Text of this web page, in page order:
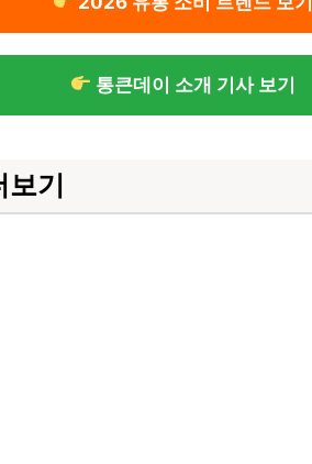
통큰데이 소개 기사 보기
보기